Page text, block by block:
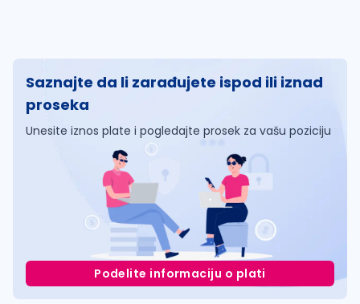
Saznajte da li zarađujete ispod ili iznad
proseka
Unesite iznos plate i pogledajte prosek za vašu poziciju
Podelite informaciju o plati